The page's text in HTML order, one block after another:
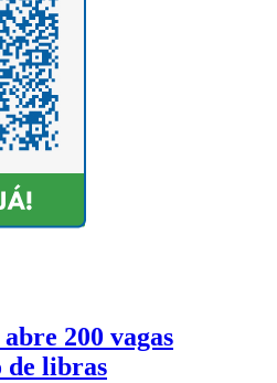
200 vagas
de libras